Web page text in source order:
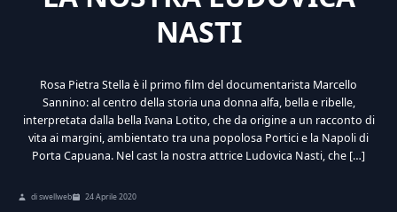
NASTI
Rosa Pietra Stella è il primo film del documentarista Marcello
Sannino: al centro della storia una donna alfa, bella e ribelle,
interpretata dalla bella Ivana Lotito, che da origine a un racconto di
vita ai margini, ambientato tra una popolosa Portici e la Napoli di
Porta Capuana. Nel cast la nostra attrice Ludovica Nasti, che […]
di swellweb 24 Aprile 2020